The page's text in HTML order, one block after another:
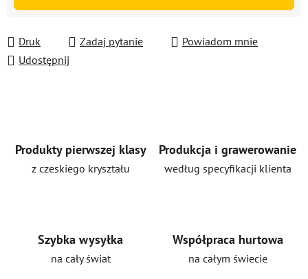
Druk Zadaj pytanie
Powiadom mnie
Udostępnij
Produkty pierwszej klasy
z czeskiego kryształu
Produkcja i grawerowanie
według specyfikacji klienta
Szybka wysyłka
na cały świat
Współpraca hurtowa
na całym świecie